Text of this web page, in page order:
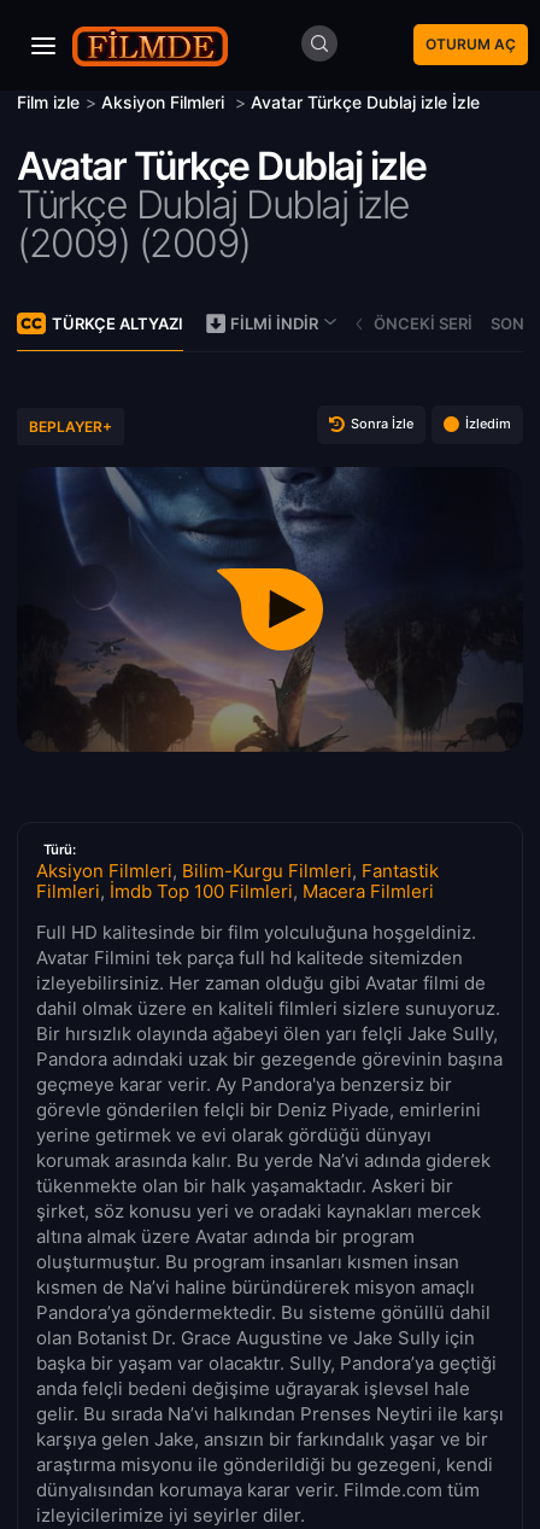
OTURUM AÇ
Film izle > Aksiyon Filmleri > Avatar Türkçe Dublaj izle İzle
Avatar Türkçe Dublaj izle
Türkçe Dublaj Dublaj izle
(2009) (2009)
TÜRKÇE ALTYAZI FILMI İNDIR ÖNCEKI SERI
BEPLAYER+ Sonra İzle İzledim
Türü:
Aksiyon Filmleri, Bilim-Kurgu Filmleri, Fantastik
Filmleri, İmdb Top 100 Filmleri, Macera Filmleri
Full HD kalitesinde bir film yolculuğuna hoşgeldiniz.
Avatar Filmini tek parça full hd kalitede sitemizden
izleyebilirsiniz. Her zaman olduğu gibi Avatar filmi de
dahil olmak üzere en kaliteli filmleri sizlere sunuyoruz.
Bir hırsızlık olayında ağabeyi ölen yarı felçli Jake Sully,
Pandora adındaki uzak bir gezegende görevinin başına
geçmeye karar verir. Ay Pandora'ya benzersiz bir
görevle gönderilen felçli bir Deniz Piyade, emirlerini
yerine getirmek ve evi olarak gördüğü dünyayı
korumak arasında kalır. Bu yerde Na’vi adında giderek
tükenmekte olan bir halk yaşamaktadır. Askeri bir
şirket, söz konusu yeri ve oradaki kaynakları mercek
altına almak üzere Avatar adında bir program
oluşturmuştur. Bu program insanları kısmen insan
kısmen de Na’vi haline büründürerek misyon amaçlı
Pandora’ya göndermektedir. Bu sisteme gönüllü dahil
olan Botanist Dr. Grace Augustine ve Jake Sully için
başka bir yaşam var olacaktır. Sully, Pandora’ya geçtiği
anda felçli bedeni değişime uğrayarak işlevsel hale
gelir. Bu sırada Na’vi halkından Prenses Neytiri ile karşı
karşıya gelen Jake, ansızın bir farkındalık yaşar ve bir
araştırma misyonu ile gönderildiği bu gezegeni, kendi
dünyalısından korumaya karar verir. Filmde.com tüm
izleyicilerimize iyi seyirler diler.